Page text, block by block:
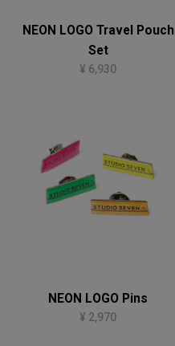
NEON LOGO Travel Pouch
Set
¥ 6,930
NEON LOGO Pins
¥ 2,970